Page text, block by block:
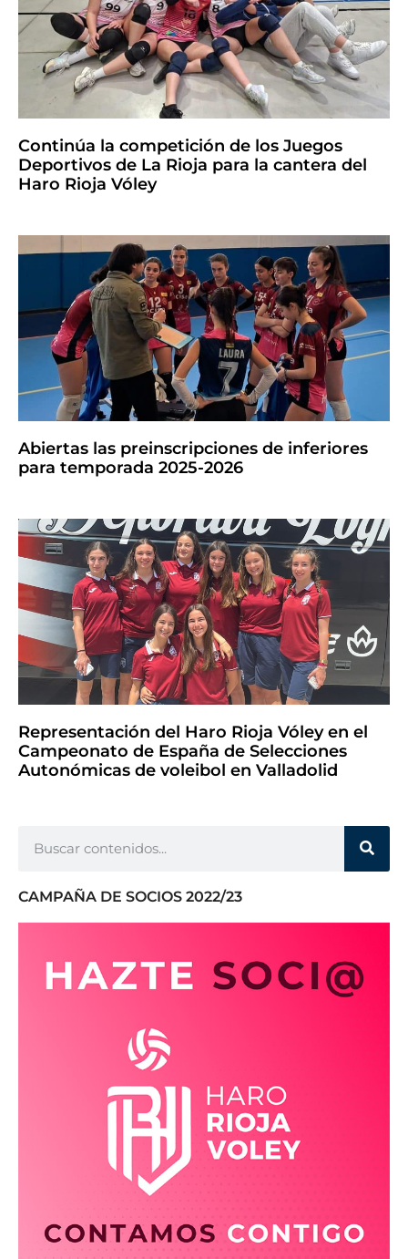
Continúa la competición de los Juegos
Deportivos de La Rioja para la cantera del
Haro Rioja Vóley
Abiertas las preinscripciones de inferiores
para temporada 2025-2026
Representación del Haro Rioja Vóley en el
Campeonato de España de Selecciones
Autonómicas de voleibol en Valladolid
CAMPAÑA DE SOCIOS 2022/23